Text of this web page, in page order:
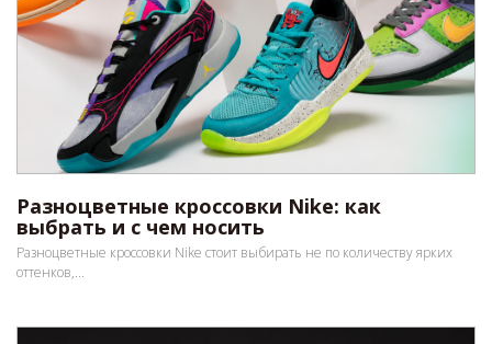
Разноцветные кроссовки Nike: как
выбрать и с чем носить
Разноцветные кроссовки Nike стоит выбирать не по количеству ярких
оттенков,...